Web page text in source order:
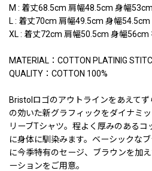
M : 着丈68.5cm 肩幅48.5cm 身幅
L : 着丈70cm 肩幅49.5cm 身幅
XL : 着丈72cm 肩幅50.5cm 身幅56cm
MATERIAL：COTTON PLATINIG
QUALITY：COTTON 100%
Bristolロゴのアウトラインをあえて
の効いた新グラフィックをダイナミ
リーブTシャツ。程よく厚みのある
に身体に馴染みます。ベーシックな
に今季特有のセージ、ブラウンを加
ーションをご用意。